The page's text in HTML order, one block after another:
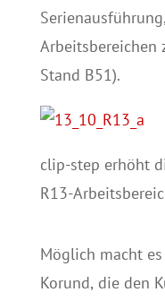
Stand B51).
clip-step erhöht
R13-
Möglich macht
Korund, die den